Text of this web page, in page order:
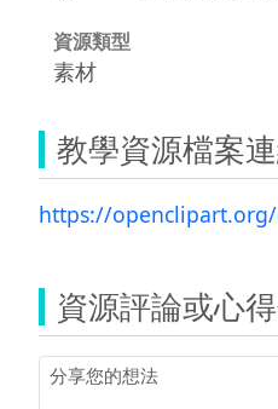
資源類型
素材
教學資源檔案
https://
資源評論或心